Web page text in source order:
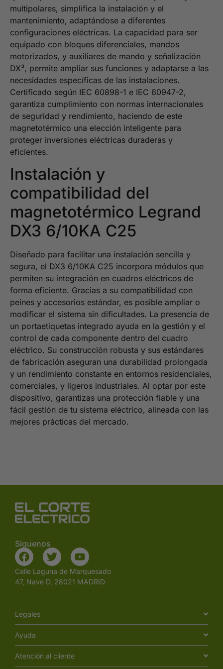
multipolares, simplifica la instalación y el
mantenimiento, adaptándose a diferentes
configuraciones eléctricas. La capacidad para ser
equipado con bloques diferenciales, mandos
motorizados, y auxiliares de mando y señalización
DX³, permite ampliar sus funciones y adaptarse a las
necesidades específicas de las instalaciones.
Certificado según IEC 60898-1 e IEC 60947-2,
garantiza cumplimiento con normas internacionales
de seguridad y rendimiento, haciendo de este
magnetotérmico una elección inteligente para
proteger inversiones eléctricas duraderas y
eficientes.
Instalación y
compatibilidad del
magnetotérmico Legrand
DX3 6/10KA C25
Diseñado para facilitar una instalación sencilla y
segura, el DX3 6/10KA C25 incorpora módulos que
permiten su integración en cuadros eléctricos de
forma eficiente. Gracias a su compatibilidad con
peines y accesorios estándar, es posible ampliar o
modificar el sistema sin dificultades. La presencia de
un portaetiquetas integrado ayuda en la gestión y el
control de cada componente dentro del cuadro
eléctrico. Su construcción robusta y sus estándares
de fabricación aseguran una durabilidad prolongada
y un rendimiento constante en entornos residenciales,
comerciales, y ligeros industriales. Al optar por este
dispositivo, garantizas una protección fiable y una
fácil gestión de tu sistema eléctrico, alineada con las
mejores prácticas del mercado.
Siguenos
Calle Laguna de Marquesado
47, Nave D, 28021 MADRID
Legales
Ayuda
Atención al cliente